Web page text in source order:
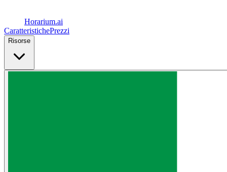
Horarium.ai
CaratteristichePrezzi
Risorse